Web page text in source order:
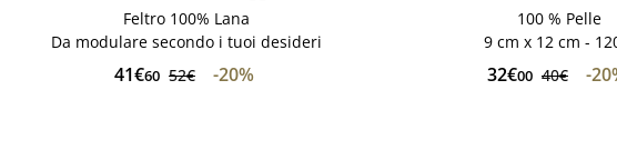
Feltro 100% Lana
Da modulare secondo i tuoi desideri
41€60 52€ -20%
100 % Pelle
9 cm x 12 cm -
32€00 40€ -